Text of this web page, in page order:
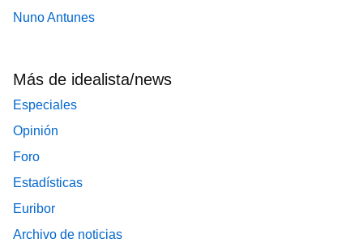
Nuno Antunes
Más de idealista/news
Especiales
Opinión
Foro
Estadísticas
Euribor
Archivo de noticias